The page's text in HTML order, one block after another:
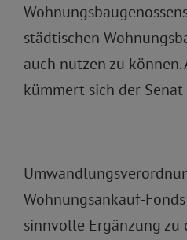
städtischen
auch nutzen zu können.
kümmert sich der
Wohnungsankauf-
sinnvolle Ergänzung zu